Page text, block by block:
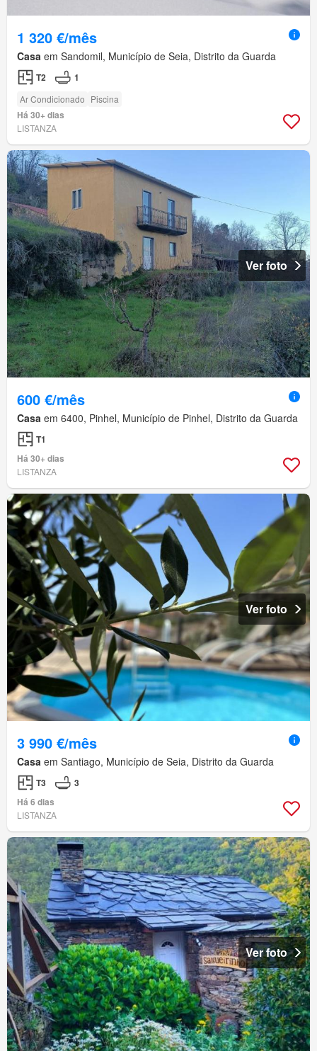
1 320 €/mês
Casa em Sandomil, Município de Seia, Distrito da Guarda
T2 1
Ar Condicionado Piscina
Há 30+ dias
LISTANZA
Ver foto
600 €/mês
Casa em 6400, Pinhel, Município de Pinhel, Distrito da Guarda
T1
Há 30+ dias
LISTANZA
Ver foto
3 990 €/mês
Casa em Santiago, Município de Seia, Distrito da Guarda
T3
3
Há 6 dias
LISTANZA
Ver foto